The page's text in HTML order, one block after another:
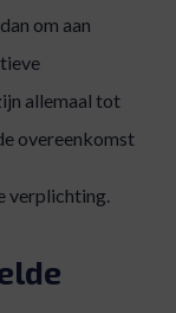
om aan
allemaal tot
overeenkomst
verplichting.